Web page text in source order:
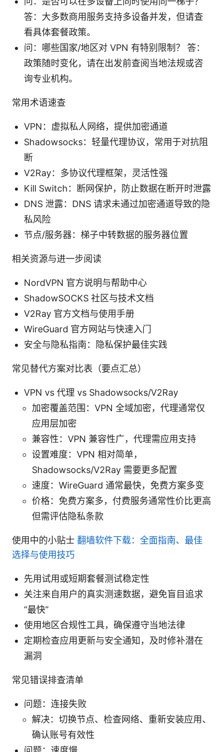
答：大多数商用服务支持多设备并发，但请查
看具体套餐政策。
问：哪些国家/地区对 VPN 有特别限制？ 答：
政策随时变化，请在出发前查阅当地法规或咨
询专业机构。
常用术语速查
VPN：虚拟私人网络，提供加密通道
Shadowsocks：轻量代理协议，常用于对抗阻
断
V2Ray：多协议代理框架，灵活性强
Kill Switch：断网保护，防止数据在断开时泄露
DNS 泄露：DNS 请求未通过加密通道导致的隐
私风险
节点/服务器：梯子中转数据的服务器位置
相关资源与进一步阅读
NordVPN 官方说明与帮助中心
ShadowSOCKS 社区与技术文档
V2Ray 官方文档与使用手册
WireGuard 官方网站与快速入门
安全与隐私指南：隐私保护最佳实践
常见替代方案对比表（要点汇总）
VPN vs 代理 vs Shadowsocks/V2Ray
加密覆盖范围：VPN 全域加密，代理通常仅
应用层加密
兼容性：VPN 兼容性广，代理需应用支持
设置难度：VPN 相对简单，
Shadowsocks/V2Ray 需要更多配置
速度：WireGuard 通常最快，免费方案多变
价格：免费方案多，付费服务通常性价比更高
但需评估隐私条款
使用中的小贴士 翻墙软件下载：全面指南、最佳
选择与使用技巧
先用试用或短期套餐测试稳定性
关注来自用户的真实测速数据，避免盲目追求
“最快”
使用地区合规性工具，确保遵守当地法律
定期检查应用更新与安全通知，及时修补潜在
漏洞
常见错误排查清单
问题：连接失败
解决：切换节点、检查网络、重新安装应用、
确认账号有效性